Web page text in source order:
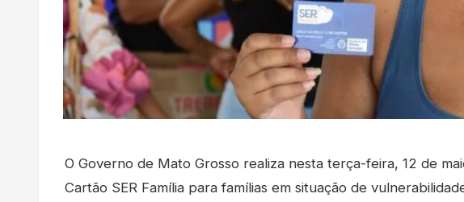
O Governo de Mato Grosso realiza nesta terça-feira, 12 de
Cartão SER Família para famílias em situação de